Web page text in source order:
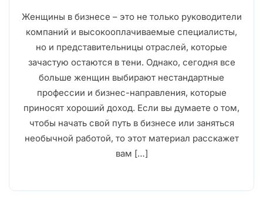
Женщины в бизнесе – это не только руководители
компаний и высокооплачиваемые специалисты,
но и представительницы отраслей, которые
зачастую остаются в тени. Однако, сегодня все
больше женщин выбирают нестандартные
профессии и бизнес-направления, которые
приносят хороший доход. Если вы думаете о том,
чтобы начать свой путь в бизнесе или заняться
необычной работой, то этот материал расскажет
вам […]